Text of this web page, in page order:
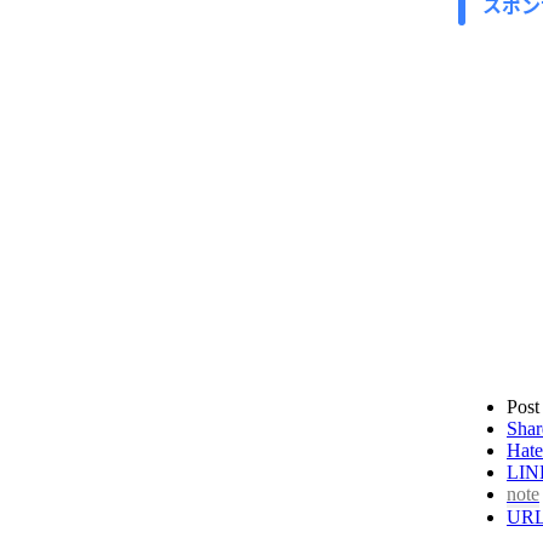
Post
note